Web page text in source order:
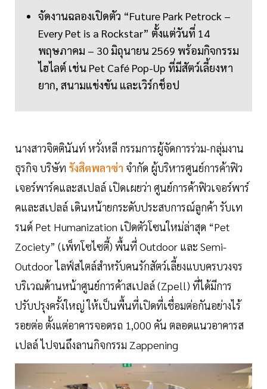
จัดงานฉลองเปิดตัว “Future Park Petrock –
Every Pet is a Rockstar” ตั้งแต่วันที่ 14
พฤษภาคม – 30 มิถุนายน 2569 พร้อมกิจกรรม
ไฮไลต์ เช่น Pet Café Pop-Up ที่มีสัตว์เลี้ยงหา
ยาก, สนามแข่งขัน และเวิร์กช็อป
นางสาวจิตตินันท์ หวั่งหลี กรรมการผู้จัดการร่วม-กลุ่มงาน
ธุรกิจ บริษัท รังสิตพลาซ่า จำกัด ผู้บริหารศูนย์การค้าฟิว
เจอร์พาร์คและสเปลล์ เปิดเผยว่า ศูนย์การค้าฟิวเจอร์พาร์
คและสเปลล์ เดินหน้ายกระดับประสบการณ์ลูกค้า รับเท
รนด์ Pet Humanization เปิดตัวโซนใหม่ล่าสุด “Pet
Zociety” (เพ็ทโซไซตี้) พื้นที่ Outdoor และ Semi-
Outdoor ไลฟ์สไตล์สำหรับคนรักสัตว์เลี้ยงแบบครบวงจร
บริเวณด้านหน้าศูนย์การค้าสเปลล์ (Zpell) ที่ได้มีการ
ปรับปรุงครั้งใหญ่ ให้เป็นพื้นที่เปิดที่เชื่อมต่อกันอย่างไร้
รอยต่อ ตั้งแต่อาคารจอดรถ 1,000 คัน ตลอดแนวอาคารส
เปลล์ ไปจนถึงลานกิจกรรม Zappening